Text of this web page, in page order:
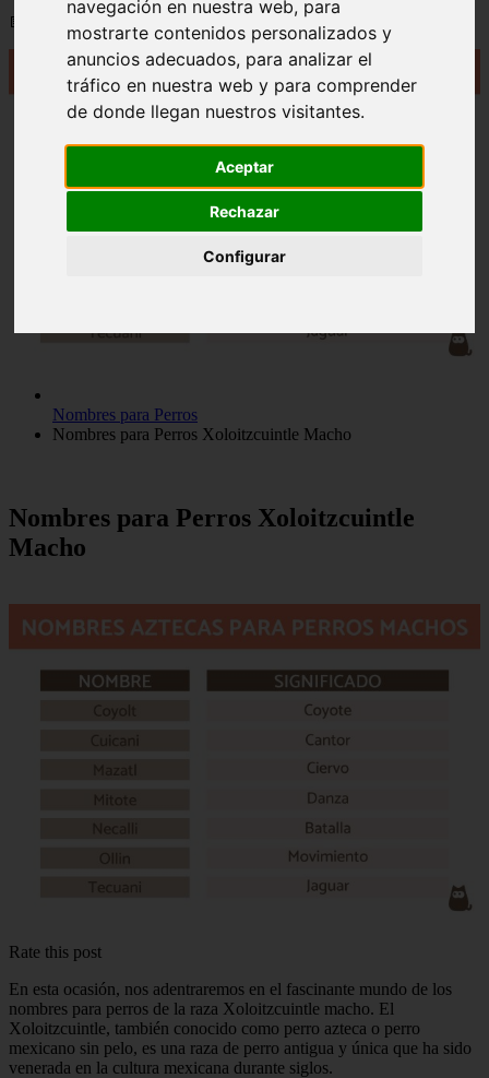
navegación en nuestra web, para
mostrarte contenidos personalizados y
anuncios adecuados, para analizar el
tráfico en nuestra web y para comprender
de donde llegan nuestros visitantes.
Aceptar
Rechazar
Configurar
📅 12/06/2025
Nombres para Perros
Nombres para Perros Xoloitzcuintle Macho
Nombres para Perros Xoloitzcuintle
Macho
Rate this post
En esta ocasión, nos adentraremos en el fascinante mundo de los
nombres para perros de la raza Xoloitzcuintle macho. El
Xoloitzcuintle, también conocido como perro azteca o perro
mexicano sin pelo, es una raza de perro antigua y única que ha sido
venerada en la cultura mexicana durante siglos.